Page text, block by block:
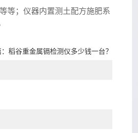
等；仪器内置测土配方施肥系
稻谷重金属镉检测仪多少钱一台？